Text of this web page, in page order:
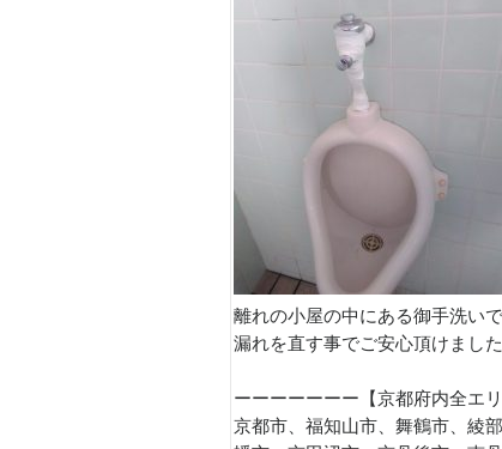
離れの小屋の中にある御手洗い
漏れを直す事でご安心頂けまし
ーーーーーーー【京都府内全エ
京都市、福知山市、舞鶴市、綾